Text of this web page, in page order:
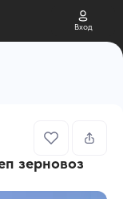
Вход
зерновоз